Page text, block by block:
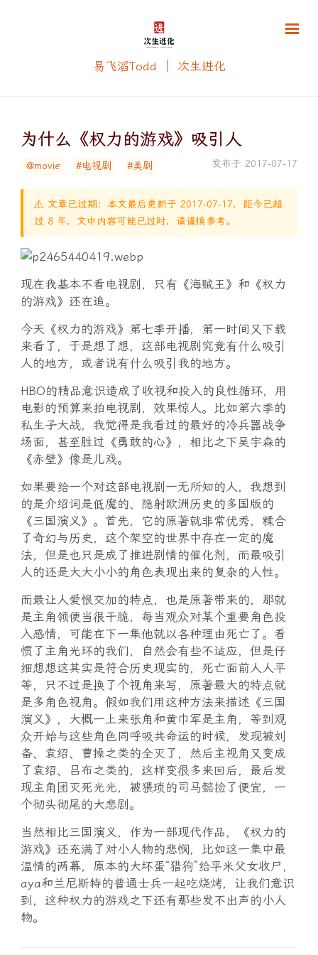
易飞滔Todd ｜ 次生进化
为什么《权力的游戏》吸引人
发布于 2017-07-17
@movie #电视剧 #美剧
⚠️ 文章已过期：本文最后更新于 2017-07-17，距今已超
过 8 年，文中内容可能已过时，请谨慎参考。
现在我基本不看电视剧，只有《海贼王》和《权力
的游戏》还在追。
今天《权力的游戏》第七季开播，第一时间又下载
来看了，于是想了想，这部电视剧究竟有什么吸引
人的地方，或者说有什么吸引我的地方。
HBO的精品意识造成了收视和投入的良性循环，用
电影的预算来拍电视剧，效果惊人。比如第六季的
私生子大战，我觉得是我看过的最好的冷兵器战争
场面，甚至胜过《勇敢的心》，相比之下吴宇森的
《赤壁》像是儿戏。
如果要给一个对这部电视剧一无所知的人，我想到
的是介绍词是低魔的、隐射欧洲历史的多国版的
《三国演义》。首先，它的原著就非常优秀，糅合
了奇幻与历史，这个架空的世界中存在一定的魔
法，但是也只是成了推进剧情的催化剂，而最吸引
人的还是大大小小的角色表现出来的复杂的人性。
而最让人爱恨交加的特点，也是原著带来的，那就
是主角领便当很干脆，每当观众对某个重要角色投
入感情，可能在下一集他就以各种理由死亡了。看
惯了主角光环的我们，自然会有些不适应，但是仔
细想想这其实是符合历史现实的，死亡面前人人平
等，只不过是换了个视角来写，原著最大的特点就
是多角色视角。假如我们用这种方法来描述《三国
演义》，大概一上来张角和黄巾军是主角，等到观
众开始与这些角色同呼吸共命运的时候，发现被刘
备、袁绍、曹操之类的全灭了，然后主视角又变成
了袁绍、吕布之类的，这样变很多来回后，最后发
现主角团灭死光光，被猥琐的司马懿捡了便宜，一
个彻头彻尾的大悲剧。
当然相比三国演义，作为一部现代作品，《权力的
游戏》还充满了对小人物的悲悯，比如这一集中最
温情的两幕，原本的大坏蛋“猎狗”给平米父女收尸，
aya和兰尼斯特的普通士兵一起吃烧烤，让我们意识
到，这种权力的游戏之下还有那些发不出声的小人
物。